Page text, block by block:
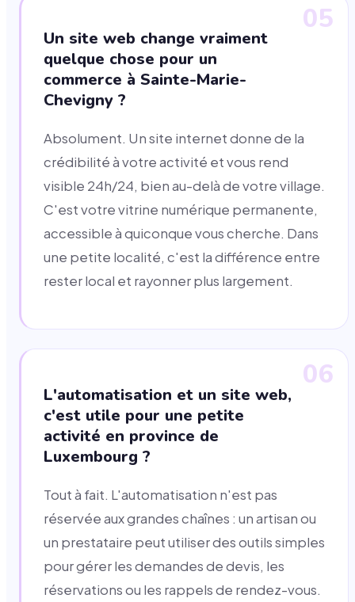
05
Un site web change vraiment
quelque chose pour un
commerce à Sainte-Marie-
Chevigny ?
Absolument. Un site internet donne de la
crédibilité à votre activité et vous rend
visible 24h/24, bien au-delà de votre village.
C'est votre vitrine numérique permanente,
accessible à quiconque vous cherche. Dans
une petite localité, c'est la différence entre
rester local et rayonner plus largement.
06
L'automatisation et un site web,
c'est utile pour une petite
activité en province de
Luxembourg ?
Tout à fait. L'automatisation n'est pas
réservée aux grandes chaînes : un artisan ou
un prestataire peut utiliser des outils simples
pour gérer les demandes de devis, les
réservations ou les rappels de rendez-vous.